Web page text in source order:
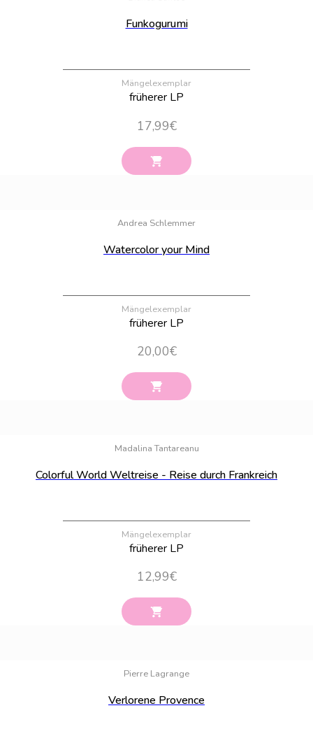
Funkogurumi
Mängelexemplar
früherer LP
17,99€
Andrea Schlemmer
Watercolor your Mind
Mängelexemplar
früherer LP
20,00€
Madalina Tantareanu
Colorful World Weltreise - Reise durch Frankreich
Mängelexemplar
früherer LP
12,99€
Pierre Lagrange
Verlorene Provence